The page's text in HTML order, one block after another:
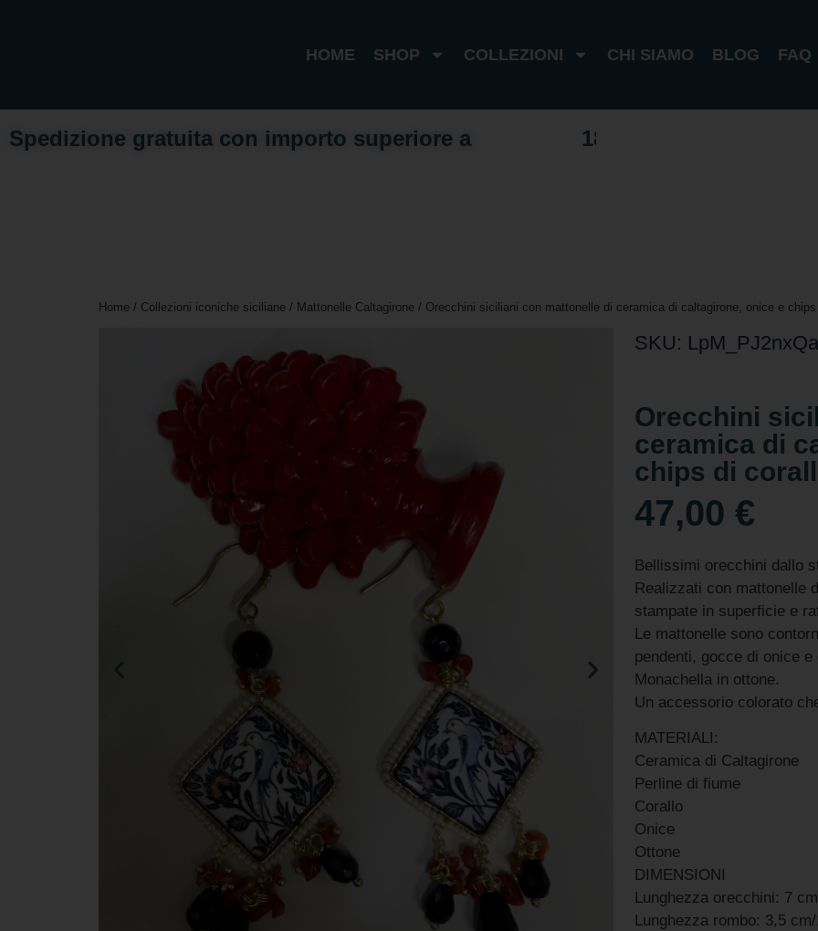
HOME SHOP COLLEZIONI CHI SIAMO BLOG FAQ
Spedizione gratuita con importo superiore a 18
Home / Collezioni iconiche siciliane / Mattonelle Caltagirone / Orecchini siciliani con mattonelle di ceramica di caltagirone, onice e
SKU: LpM_PJ2nxQa
Orecchini
ceramica di
chips di
47,00 €
Bellissimi orecchini dallo
Realizzati con mattonelle
stampate in superficie e
Le mattonelle sono
pendenti, gocce di onice
Monachella in ottone.
Un accessorio colorato
MATERIALI:
Ceramica di Caltagirone
Perline di fiume
Corallo
Onice
Ottone
DIMENSIONI
Lunghezza orecchini: 7
Lunghezza rombo: 3,5 cm/